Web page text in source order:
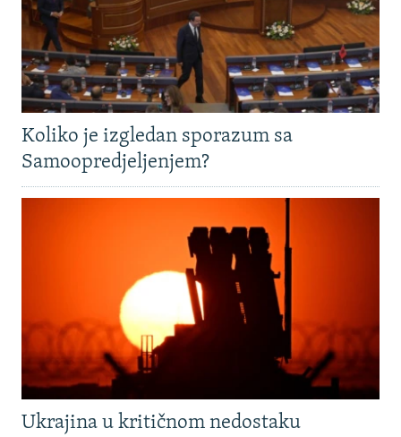
NASTANAK I RASPAD JUGOSLAVIJE
Koliko je izgledan sporazum sa
Samoopredjeljenjem?
Ukrajina u kritičnom nedostaku